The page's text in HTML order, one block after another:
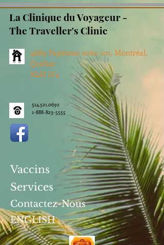
La Clinique du Voyageur -
The Traveller's Clinic
4689 Papineau suite 101, Montréal,
Québec
H2H 1V4
514.521.0630
1-888-823-5555
Vaccins
Services
Contactez-Nous
ENGLISH